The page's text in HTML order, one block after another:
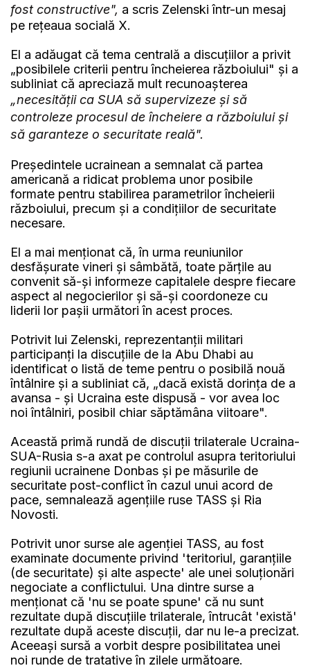
fost constructive", a scris Zelenski într-un mesaj
pe rețeaua socială X.
El a adăugat că tema centrală a discuțiilor a privit
„posibilele criterii pentru încheierea războiului" și a
subliniat că apreciază mult recunoașterea
„necesității ca SUA să supervizeze și să
controleze procesul de încheiere a războiului și
să garanteze o securitate reală".
Președintele ucrainean a semnalat că partea
americană a ridicat problema unor posibile
formate pentru stabilirea parametrilor încheierii
războiului, precum și a condițiilor de securitate
necesare.
El a mai menționat că, în urma reuniunilor
desfășurate vineri și sâmbătă, toate părțile au
convenit să-și informeze capitalele despre fiecare
aspect al negocierilor și să-și coordoneze cu
liderii lor pașii următori în acest proces.
Potrivit lui Zelenski, reprezentanții militari
participanți la discuțiile de la Abu Dhabi au
identificat o listă de teme pentru o posibilă nouă
întâlnire și a subliniat că, „dacă există dorința de a
avansa - și Ucraina este dispusă - vor avea loc
noi întâlniri, posibil chiar săptămâna viitoare".
Această primă rundă de discuții trilaterale Ucraina-
SUA-Rusia s-a axat pe controlul asupra teritoriului
regiunii ucrainene Donbas și pe măsurile de
securitate post-conflict în cazul unui acord de
pace, semnalează agențiile ruse TASS și Ria
Novosti.
Potrivit unor surse ale agenției TASS, au fost
examinate documente privind 'teritoriul, garanțiile
(de securitate) și alte aspecte' ale unei soluționări
negociate a conflictului. Una dintre surse a
menționat că 'nu se poate spune' că nu sunt
rezultate după discuțiile trilaterale, întrucât 'există'
rezultate după aceste discuții, dar nu le-a precizat.
Aceeași sursă a vorbit despre posibilitatea unei
noi runde de tratative în zilele următoare.